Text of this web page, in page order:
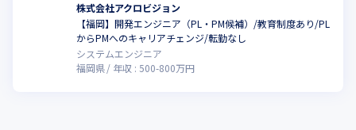
エンジニアとしての成長を会社全体でバックアップします。
◆全国拠点展開
入社拠点はご希望を１００％反映
株式会社アクロビジョン
【福岡】開発エンジニア（PL・PM候補）/教育制度あり/PL
からPMへのキャリアチェンジ/転勤なし
システムエンジニア
福岡県
年収 : 500-800万円